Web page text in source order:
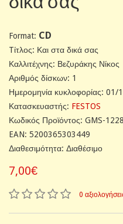
Format: CD
Tίτλος: Και στα δικά σας
Καλλιτέχνης: Βεζυράκης Νίκος
Αριθμός δίσκων: 1
Ημερομηνία κυκλοφορίας: 01/
Κατασκευαστής: FESTOS
Κωδικός Προϊόντος: GMS-
EAN: 5200365303449
Διαθεσιμότητα: Διαθέσιμο
7,00€
0